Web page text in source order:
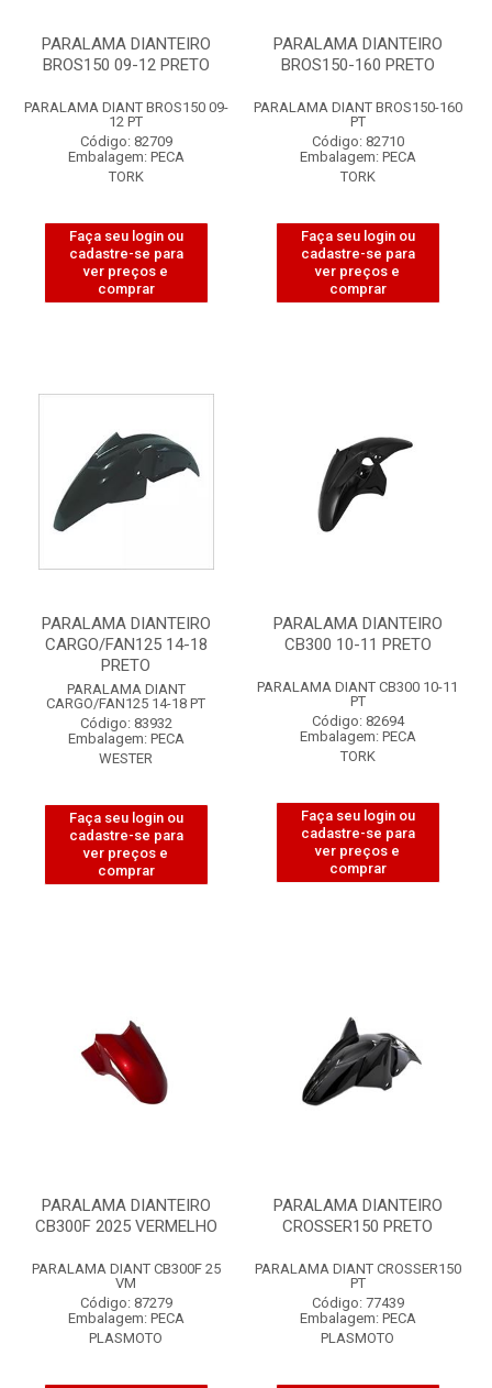
PARALAMA DIANTEIRO
BROS150 09-12 PRETO
PARALAMA DIANT BROS150 09-
12 PT
Código: 82709
Embalagem: PECA
TORK
Faça seu login ou
cadastre-se para
ver preços e
comprar
PARALAMA DIANTEIRO
BROS150-160 PRETO
PARALAMA DIANT BROS150-160
PT
Código: 82710
Embalagem: PECA
TORK
Faça seu login ou
cadastre-se para
ver preços e
comprar
PARALAMA DIANTEIRO
CARGO/FAN125 14-18
PRETO
PARALAMA DIANT
CARGO/FAN125 14-18 PT
Código: 83932
Embalagem: PECA
WESTER
Faça seu login ou
cadastre-se para
ver preços e
comprar
PARALAMA DIANTEIRO
CB300 10-11 PRETO
PARALAMA DIANT CB300 10-11
PT
Código: 82694
Embalagem: PECA
TORK
Faça seu login ou
cadastre-se para
ver preços e
comprar
PARALAMA DIANTEIRO
CB300F 2025 VERMELHO
PARALAMA DIANT CB300F 25
VM
Código: 87279
Embalagem: PECA
PLASMOTO
PARALAMA DIANTEIRO
CROSSER150 PRETO
PARALAMA DIANT CROSSER150
PT
Código: 77439
Embalagem: PECA
PLASMOTO